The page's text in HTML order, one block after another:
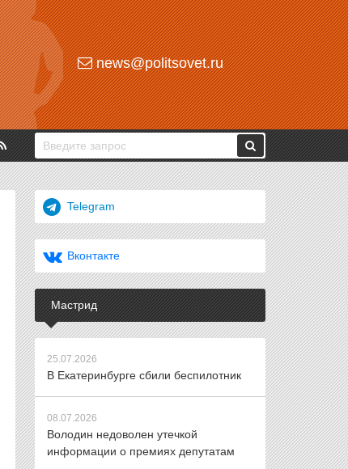
news@politsovet.ru
Telegram
Вконтакте
Мастрид
25.07.2026
В Екатеринбурге сбили беспилотник
08.07.2026
Володин недоволен утечкой
информации о премиях депутатам